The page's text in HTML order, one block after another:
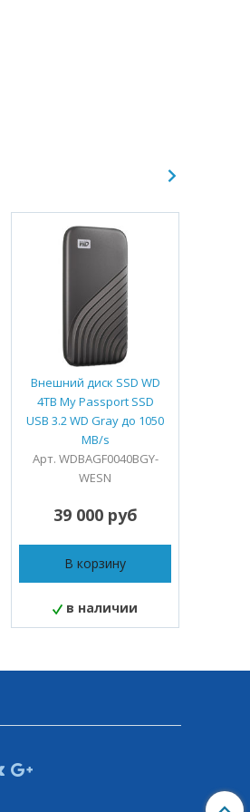
Внешний диск SSD WD
4TB My Passport SSD
USB 3.2 WD Gray до 1050
MB/s
Арт. WDBAGF0040BGY-
WESN
39 000 руб
В корзину
в наличии